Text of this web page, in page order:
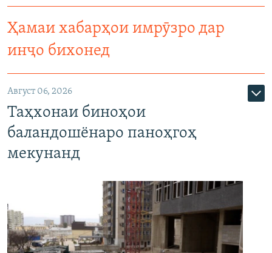
Ҳамаи хабарҳои имрӯзро дар
инҷо бихонед
Август 06, 2026
Таҳхонаи биноҳои
баландошёнаро паноҳгоҳ
мекунанд